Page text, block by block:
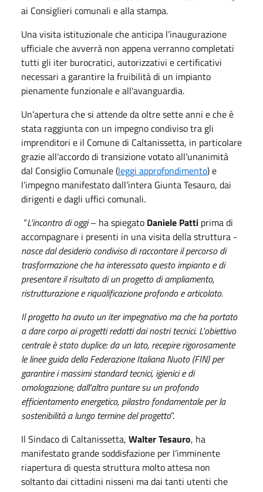
ai Consiglieri comunali e alla stampa.
Una visita istituzionale che anticipa l’inaugurazione
ufficiale che avverrà non appena verranno completati
tutti gli iter burocratici, autorizzativi e certificativi
necessari a garantire la fruibilità di un impianto
pienamente funzionale e all'avanguardia.
Un’apertura che si attende da oltre sette anni e che è
stata raggiunta con un impegno condiviso tra gli
imprenditori e il Comune di Caltanissetta, in particolare
grazie all’accordo di transizione votato all’unanimità
dal Consiglio Comunale (leggi approfondimento) e
l’impegno manifestato dall’intera Giunta Tesauro, dai
dirigenti e dagli uffici comunali.
“L'incontro di oggi– ha spiegato Daniele Patti prima di
accompagnare i presenti in una visita della struttura -
nasce dal desiderio condiviso di raccontare il percorso di
trasformazione che ha interessato questo impianto e di
presentare il risultato di un progetto di ampliamento,
ristrutturazione e riqualificazione profondo e articolato.
Il progetto ha avuto un iter impegnativo ma che ha portato
a dare corpo ai progetti redatti dai nostri tecnici. L'obiettivo
centrale è stato duplice: da un lato, recepire rigorosamente
le linee guida della Federazione Italiana Nuoto (FIN) per
garantire i massimi standard tecnici, igienici e di
omologazione; dall'altro puntare su un profondo
efficientamento energetico, pilastro fondamentale per la
sostenibilità a lungo termine del progetto”.
Il Sindaco di Caltanissetta, Walter Tesauro, ha
manifestato grande soddisfazione per l’imminente
riapertura di questa struttura molto attesa non
soltanto dai cittadini nisseni ma dai tanti utenti che